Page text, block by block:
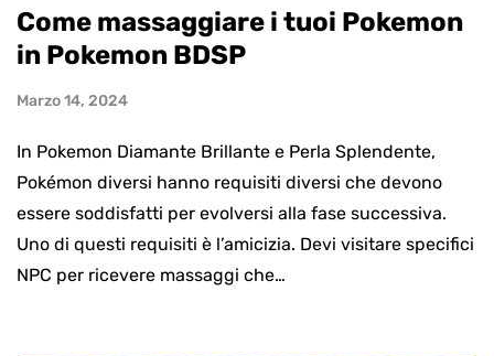
Come massaggiare i tuoi Pokemon
in Pokemon BDSP
Marzo 14, 2024
In Pokemon Diamante Brillante e Perla Splendente,
Pokémon diversi hanno requisiti diversi che devono
essere soddisfatti per evolversi alla fase successiva.
Uno di questi requisiti è l’amicizia. Devi visitare specifici
NPC per ricevere massaggi che…